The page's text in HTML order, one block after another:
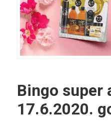
Bingo super
17.6.2020.